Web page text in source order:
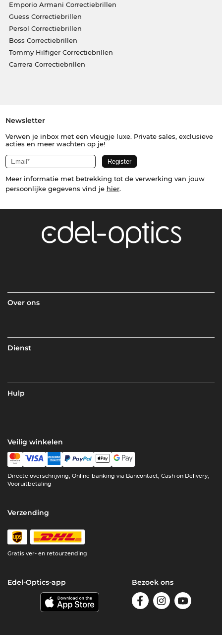
Emporio Armani Correctiebrillen
Guess Correctiebrillen
Persol Correctiebrillen
Boss Correctiebrillen
Tommy Hilfiger Correctiebrillen
Carrera Correctiebrillen
Newsletter
Verwen je inbox met een vleugje luxe. Private sales, exclusieve
acties en meer wachten op je!
Meer informatie met betrekking tot de verwerking van jouw
persoonlijke gegevens vind je hier.
Over ons
Dienst
Hulp
Veilig winkelen
Directe overschrijving, Online-banking via Bancontact, Cash on Delivery,
Vooruitbetaling
Verzending
Gratis ver- en retourzending
Edel-Optics-app Bezoek ons